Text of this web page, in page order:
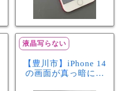
液晶写らない
【豊川市】iPhone 14
の画面が真っ暗に…